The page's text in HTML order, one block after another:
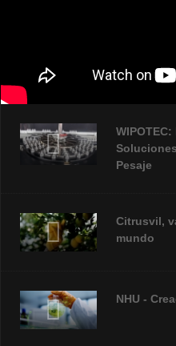
Pesaje
Citrusvil,
mundo
NHU -